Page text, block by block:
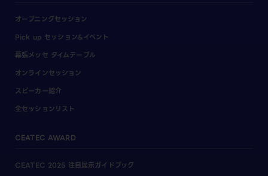
オープニングセッション
Pick up セッション&イベント
幕張メッセ タイムテーブル
オンラインセッション
スピーカー紹介
全セッションリスト
CEATEC AWARD
CEATEC 2025 注目展示ガイドブック